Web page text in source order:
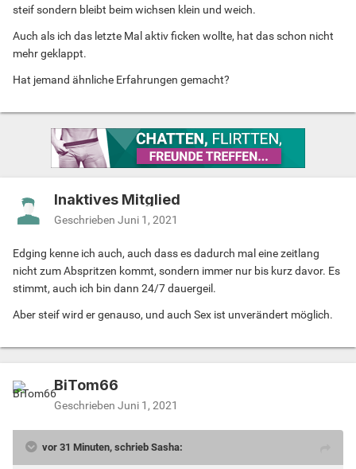
steif sondern bleibt beim wichsen klein und weich.
Auch als ich das letzte Mal aktiv ficken wollte, hat das schon nicht
mehr geklappt.
Hat jemand ähnliche Erfahrungen gemacht?
Inaktives Mitglied
Geschrieben Juni 1, 2021
Edging kenne ich auch, auch dass es dadurch mal eine zeitlang
nicht zum Abspritzen kommt, sondern immer nur bis kurz davor. Es
stimmt, auch ich bin dann 24/7 dauergeil.
Aber steif wird er genauso, und auch Sex ist unverändert möglich.
BiTom66
Geschrieben Juni 1, 2021
vor 31 Minuten, schrieb Sasha: